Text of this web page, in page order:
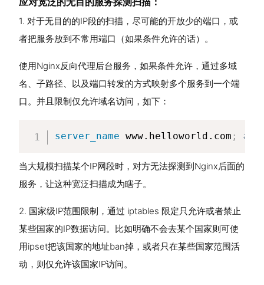
1. 对于无目的的IP段的扫描，尽可能的开放少的端口，或
者把服务放到不常用端口（如果条件允许的话）。
使用Nginx反向代理后台服务，如果条件允许，通过多域
名、子路径、以及端口转发的方式映射多个服务到一个端
口。并且限制仅允许域名访问，如下：
server_name www.helloworld.com ; # 同
当大规模扫描某个IP网段时，对方无法探测到Nginx后面的
服务，让这种宽泛扫描成为瞎子。
2. 国家级IP范围限制，通过 iptables 限定只允许或者禁止
某些国家的IP数据访问。比如明确不会去某个国家则可使
用ipset把该国家的地址ban掉，或者只在某些国家范围活
动，则仅允许该国家IP访问。